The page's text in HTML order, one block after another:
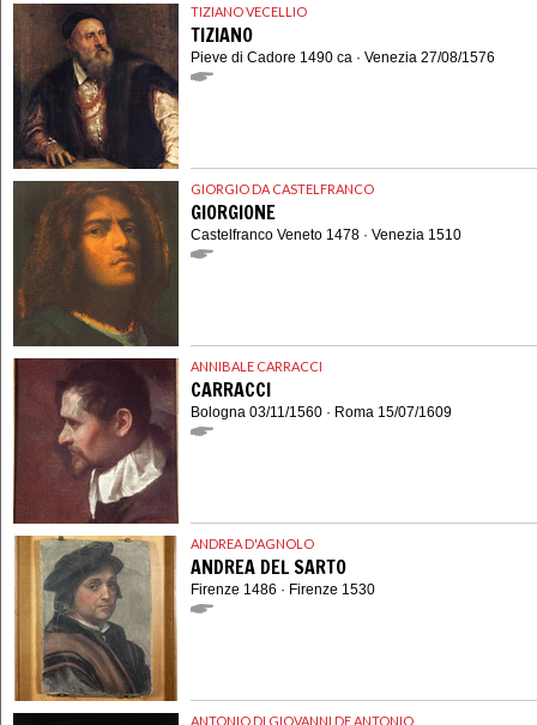
TIZIANO VECELLIO
TIZIANO
Pieve di Cadore 1490 ca · Venezia 27/08/1576
GIORGIO DA CASTELFRANCO
GIORGIONE
Castelfranco Veneto 1478 · Venezia 1510
ANNIBALE CARRACCI
CARRACCI
Bologna 03/11/1560 · Roma 15/07/1609
ANDREA D'AGNOLO
ANDREA DEL SARTO
Firenze 1486 · Firenze 1530
ANTONIO DI GIOVANNI DE ANTONIO